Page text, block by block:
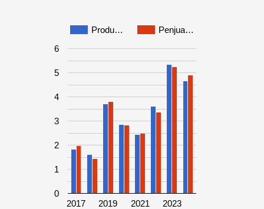
Produ… Penjua…
2017
2019
2021
2023
0
1
2
3
4
5
6